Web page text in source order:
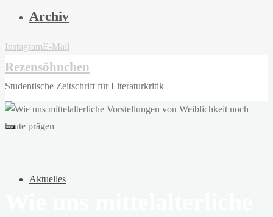
Archiv
InstagramE-Mail
Rezensöhnchen
Studentische Zeitschrift für Literaturkritik
Aktuelles